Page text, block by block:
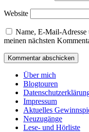
Website
Name, E-Mail-Adresse
meinen nächsten
Über mich
Blogtouren
Impressum
Aktuelles
Neuzugänge
Lese- und Hörliste